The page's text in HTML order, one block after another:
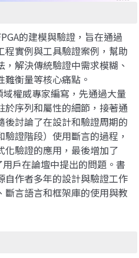
的建模與驗證，旨在通過
程實例與工具驗證案例，幫助
解決傳統驗證中需求模糊、
衡量等核心痛點。
威專家編寫，先通過大量
於序列和屬性的細節，接著通
討論了在設計和驗證周期的
證階段）使用斷言的過程，
化驗證的應用，最後增加了
戶在論壇中提出的問題。書
自作者多年的設計與驗證工作
言語言和框架庫的使用與教